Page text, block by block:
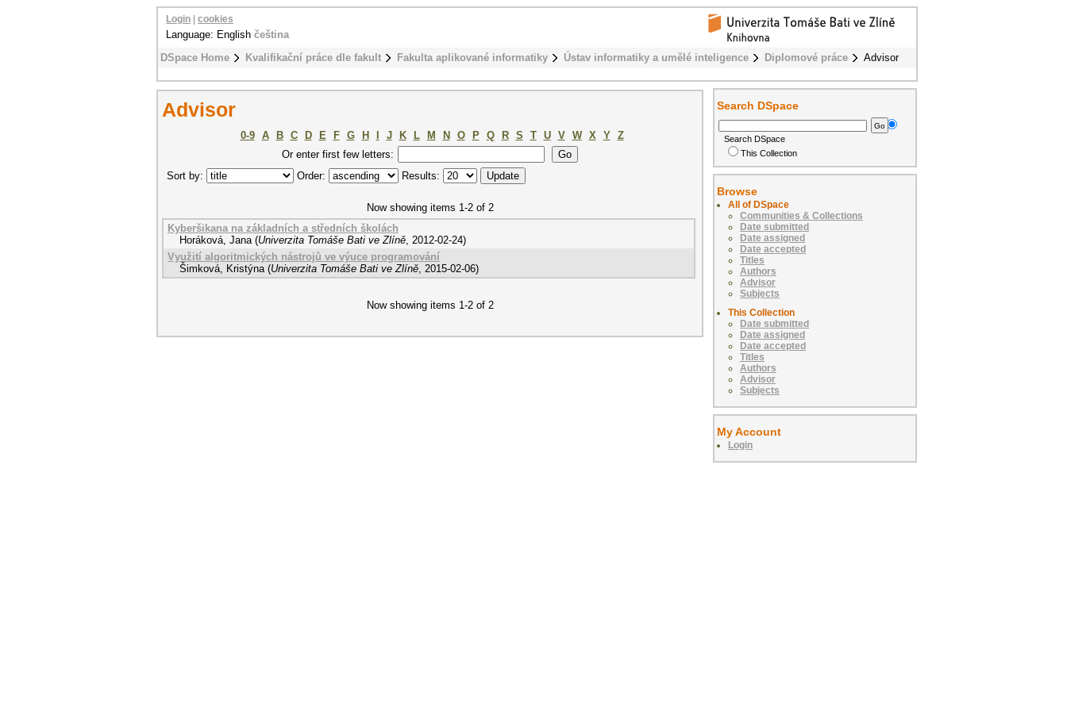
DSpace Home Kvalifikační práce dle fakult Fakulta aplikované informatiky Ústav informatiky a umělé inteligence Diplomové práce Advisor
Login cookies
Language: English čeština
Advisor
0-9 A B C D E F G H J K L M N O P Q R S T U V W X Y
Z
Or enter first few letters:
Sort by:
Order: Results:
Now showing items 1-2 of 2
Kyberšikana na základních a středních školách
Horáková, Jana (Univerzita Tomáše Bati ve Zlíně, 2012-02-24)
Využití algoritmických nástrojů ve výuce programování
Šimková, Kristýna (Univerzita Tomáše Bati ve Zlíně, 2015-02-06)
Now showing items 1-2 of 2
Search DSpace
Search DSpace
This Collection
Browse
All of DSpace
Communities & Collections
Date submitted
Date assigned
Date accepted
Titles
Authors
Advisor
Subjects
This Collection
Date submitted
Date assigned
Date accepted
Titles
Authors
Advisor
Subjects
My Account
Login